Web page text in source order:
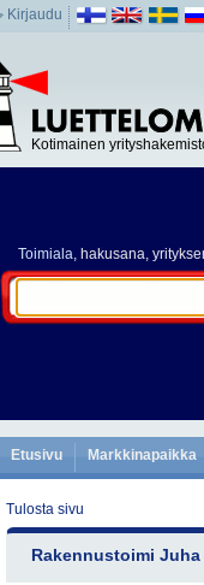
Kirjaudu
Kotimainen
Toimiala, hakusana,
Etusivu Markkinapaikka
Tulosta sivu
Rakennustoimi Juha